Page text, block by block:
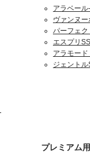
アラベー
ヴァンヌ
パーフェ
エスプリ
アラモー
ジェント
プレミアム